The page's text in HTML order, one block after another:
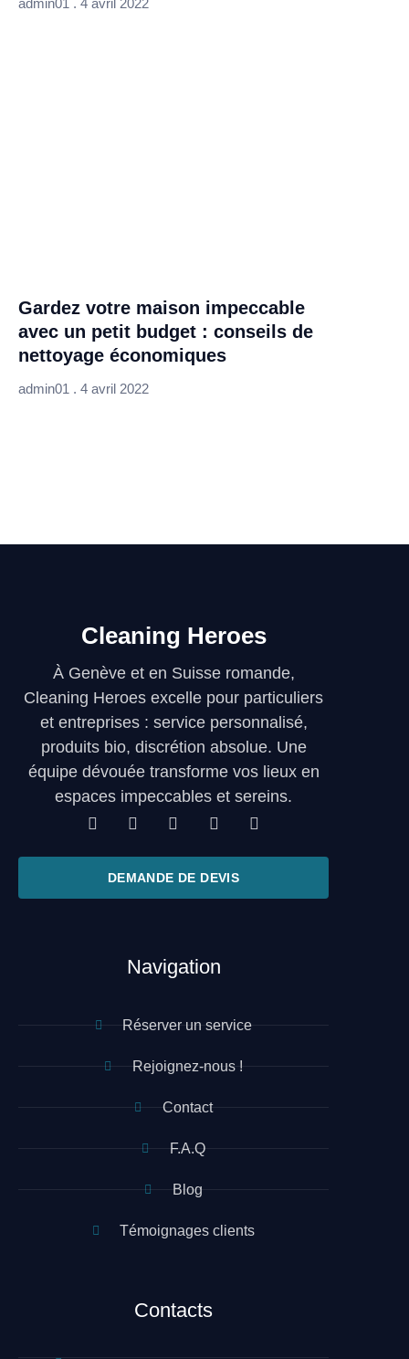
admin01 4 avril 2022
Gardez votre maison impeccable
avec un petit budget : conseils de
nettoyage économiques
admin01 4 avril 2022
Cleaning Heroes
À Genève et en Suisse romande,
Cleaning Heroes excelle pour particuliers
et entreprises : service personnalisé,
produits bio, discrétion absolue. Une
équipe dévouée transforme vos lieux en
espaces impeccables et sereins.
DEMANDE DE DEVIS
Navigation
Réserver un service
Rejoignez-nous !
Contact
F.A.Q
Blog
Témoignages clients
Contacts